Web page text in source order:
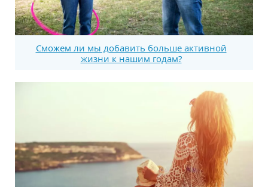
Сможем ли мы добавить больше активной
жизни к нашим годам?